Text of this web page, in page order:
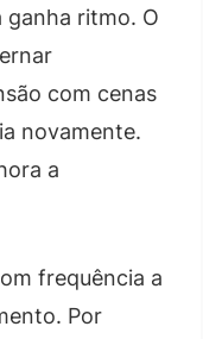
ganha ritmo. O
com cenas
novamente.
a
frequência a
Por